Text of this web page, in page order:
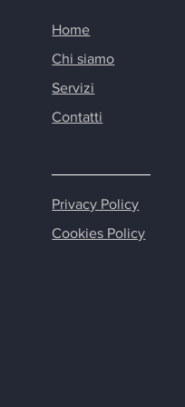
Home
Chi siamo
Servizi
Contatti
Privacy Policy
Cookies Policy